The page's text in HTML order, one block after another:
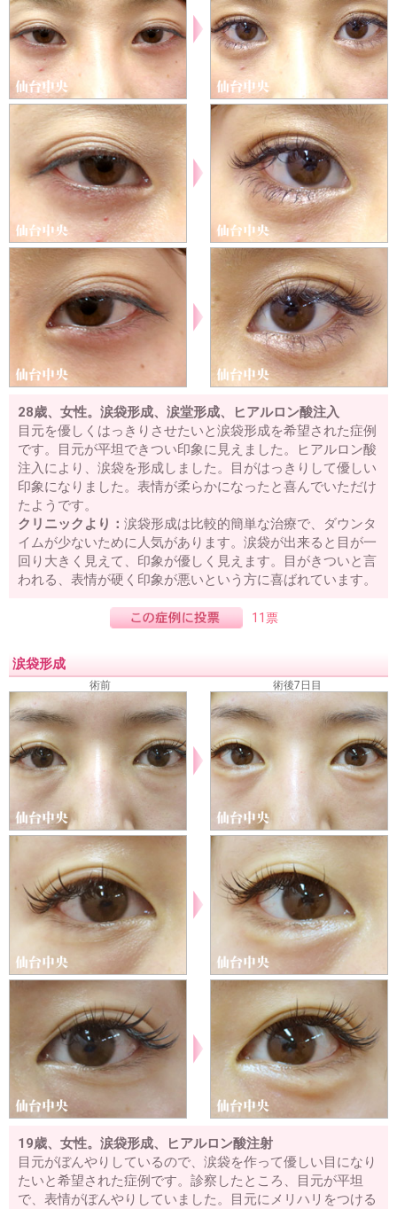
28歳、女性。涙袋形成、涙堂形成、ヒアルロン酸注入
目元を優しくはっきりさせたいと涙袋形成を希望された症例
です。目元が平坦できつい印象に見えました。ヒアルロン酸
注入により、涙袋を形成しました。目がはっきりして優しい
印象になりました。表情が柔らかになったと喜んでいただけ
たようです。
クリニックより： 涙袋形成は比較的簡単な治療で、ダウンタ
イムが少ないために人気があります。涙袋が出来ると目が一
回り大きく見えて、印象が優しく見えます。目がきついと言
われる、表情が硬く印象が悪いという方に喜ばれています。
11票
涙袋形成
術前 術後7日目
19歳、女性。涙袋形成、ヒアルロン酸注射
目元がぼんやりしているので、涙袋を作って優しい目になり
たいと希望された症例です。診察したところ、目元が平坦
で、表情がぼんやりしていました。目元にメリハリをつける